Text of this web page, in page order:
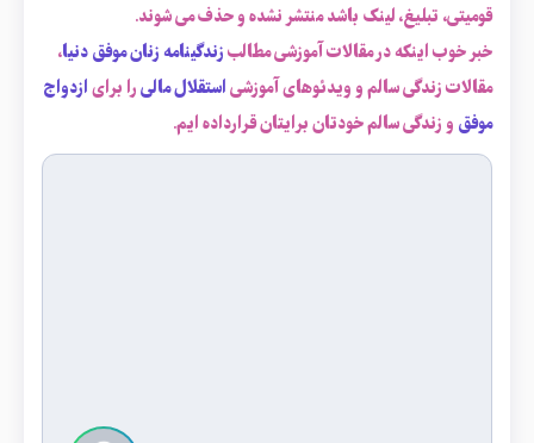
قومیتی، تبلیغ، لینک باشد منتشر نشده و حذف می شوند.
خبر خوب اینکه در مقالات آموزشی مطالبزندگینامه زنان موفق دنیا،
مقالات زندگی سالم و ویدئوهای آموزشیاستقلال مالیرا برایازدواج
موفق و زندگی سالم خودتان برایتان قرارداده ایم.